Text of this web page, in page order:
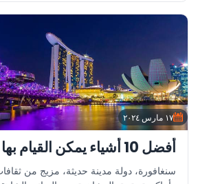
١٧ مارس ٢٠٢٤
أفضل 10 أشياء يمكن القيام بها في سنغافورة
سنغافورة، دولة مدينة حديثة، مزيج من